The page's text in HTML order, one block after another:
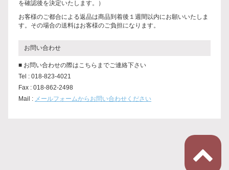
を確認後を決定いたします。）
お客様のご都合による返品は商品到着後１週間以内にお願いいたしま
す。その場合の送料はお客様のご負担になります。
お問い合わせ
■ お問い合わせの際はこちらまでご連絡下さい
Tel : 018-823-4021
Fax : 018-862-2498
Mail : メールフォームからお問い合わせください